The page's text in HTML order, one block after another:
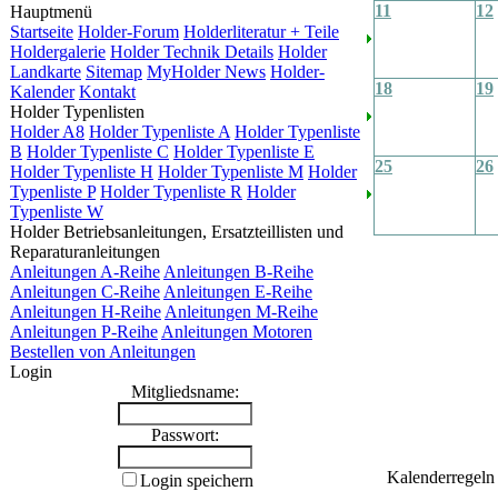
Hauptmenü
Startseite Holder-Forum Holderliteratur + Teile
Holdergalerie Holder Technik Details Holder
Landkarte Sitemap MyHolder News Holder-
Kalender Kontakt
Holder Typenlisten
Holder A8 Holder Typenliste A Holder Typenliste
B Holder Typenliste C Holder Typenliste E
Holder Typenliste H Holder Typenliste M Holder
Typenliste P Holder Typenliste R Holder
Typenliste W
Holder Betriebsanleitungen, Ersatzteillisten und
Reparaturanleitungen
Anleitungen A-Reihe Anleitungen B-Reihe
Anleitungen C-Reihe Anleitungen E-Reihe
Anleitungen H-Reihe Anleitungen M-Reihe
Anleitungen P-Reihe Anleitungen Motoren
Bestellen von Anleitungen
Login
Mitgliedsname:
Passwort:
Login speichern
11 12
18 19
25 26
Kalenderregeln